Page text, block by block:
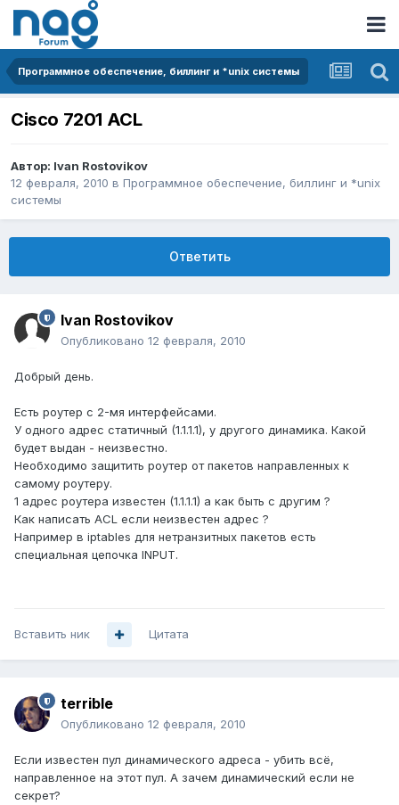
Программное обеспечение, биллинг и *unix системы
Cisco 7201 ACL
Автор: Ivan Rostovikov
12 февраля, 2010 в Программное обеспечение, биллинг и *unix
системы
Ответить
Ivan Rostovikov
Опубликовано 12 февраля, 2010
Добрый день.
Есть роутер с 2-мя интерфейсами.
У одного адрес статичный (1.1.1.1), у другого динамика. Какой
будет выдан - неизвестно.
Необходимо защитить роутер от пакетов направленных к
самому роутеру.
1 адрес роутера известен (1.1.1.1) а как быть с другим ?
Как написать ACL если неизвестен адрес ?
Например в iptables для нетранзитных пакетов есть
специальная цепочка INPUT.
Вставить ник Цитата
terrible
Опубликовано 12 февраля, 2010
Если известен пул динамического адреса - убить всё,
направленное на этот пул. А зачем динамический если не
секрет?